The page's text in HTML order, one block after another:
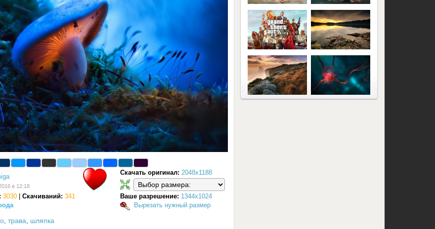
трава шляпка
в 12:18
3030 Скачиваний: 341
Скачать оригинал: 2048x1188
Ваше разрешение: 1344x1024
Вырезать нужный размер